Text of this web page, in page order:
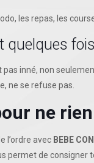
les repas, les
quelques
pas inné, non
ne se refuse pas.
ne
l’ordre avec BEBE
permet de consigner